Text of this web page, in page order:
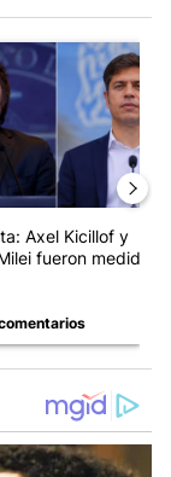
al ideólogo
de tendencia con
Axel Kicillof y
fueron medidos